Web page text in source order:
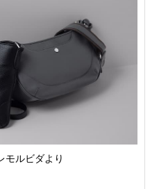
モルビダより